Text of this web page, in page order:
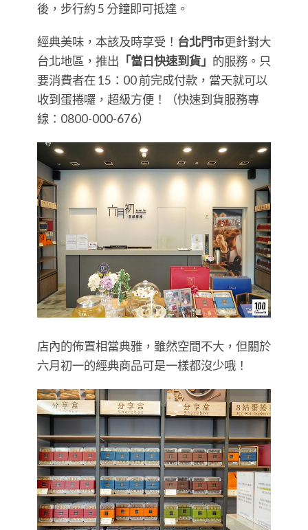
後，步行約 5 分鐘即可抵達。
經典美味，本該及時享受！ 台北門市更針對大
台北地區，推出 「當日快速到貨」 的服務。只
要消費者在 15：00 前完成付款，當天就可以
收到蛋捲囉，超級方便！（快速到貨服務專
線：0800-000-676）
店內的佈置相當典雅，雖然空間不大，但關於
六月初一的經典商品可是一樣都沒少哦！